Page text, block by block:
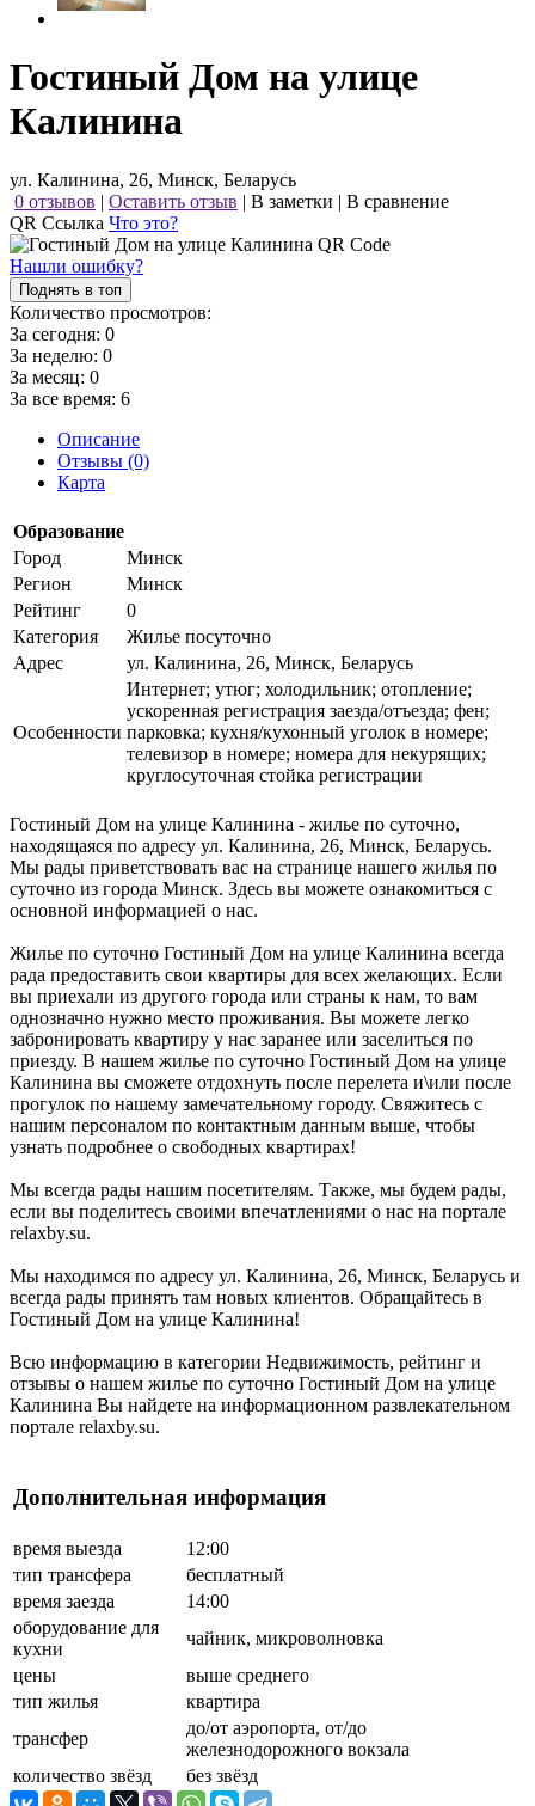
Гостиный Дом на улице
Калинина
ул. Калинина, 26, Минск, Беларусь
0 отзывов | Оставить отзыв | В заметки | В сравнение
QR Ссылка Что это?
Нашли ошибку?
Поднять в топ
Количество просмотров:
За сегодня: 0
За неделю: 0
За месяц: 0
За все время: 6
Описание
Отзывы (0)
Карта
Образование
Город
Минск
Регион
Минск
Рейтинг
0
Категория
Жилье посуточно
Адрес
ул. Калинина, 26, Минск, Беларусь
Особенности
Интернет; утюг; холодильник; отопление;
ускоренная регистрация заезда/отъезда; фен;
парковка; кухня/кухонный уголок в номере;
телевизор в номере; номера для некурящих;
круглосуточная стойка регистрации
Гостиный Дом на улице Калинина - жилье по суточно,
находящаяся по адресу ул. Калинина, 26, Минск, Беларусь.
Мы рады приветствовать вас на странице нашего жилья по
суточно из города Минск. Здесь вы можете ознакомиться с
основной информацией о нас.
Жилье по суточно Гостиный Дом на улице Калинина всегда
рада предоставить свои квартиры для всех желающих. Если
вы приехали из другого города или страны к нам, то вам
однозначно нужно место проживания. Вы можете легко
забронировать квартиру у нас заранее или заселиться по
приезду. В нашем жилье по суточно Гостиный Дом на улице
Калинина вы сможете отдохнуть после перелета и\или после
прогулок по нашему замечательному городу. Свяжитесь с
нашим персоналом по контактным данным выше, чтобы
узнать подробнее о свободных квартирах!
Мы всегда рады нашим посетителям. Также, мы будем рады,
если вы поделитесь своими впечатлениями о нас на портале
relaxby.su.
Мы находимся по адресу ул. Калинина, 26, Минск, Беларусь и
всегда рады принять там новых клиентов. Обращайтесь в
Гостиный Дом на улице Калинина!
Всю информацию в категории Недвижимость, рейтинг и
отзывы о нашем жилье по суточно Гостиный Дом на улице
Калинина Вы найдете на информационном развлекательном
портале relaxby.su.
Дополнительная информация
время выезда
12:00
тип трансфера
бесплатный
время заезда
14:00
оборудование для
кухни
чайник, микроволновка
цены
выше среднего
тип жилья
квартира
трансфер
до/от аэропорта, от/до
железнодорожного вокзала
количество звёзд
без звёзд